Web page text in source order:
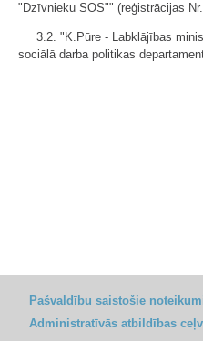
"Dzīvnieku SOS"" (reģistrācijas
3.2. "K.Pūre - Labklājības
sociālā darba politikas
Pašvaldību saistošie
Administratīvās atbildības